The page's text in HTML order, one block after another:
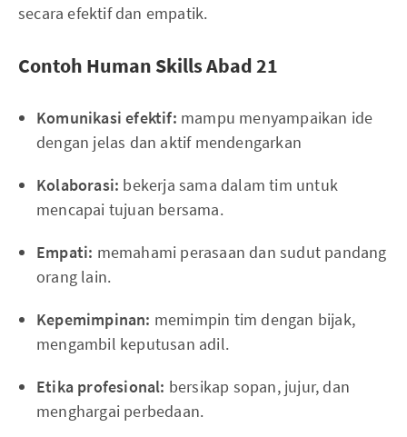
secara efektif dan empatik.
Contoh Human Skills Abad 21
Komunikasi efektif: mampu menyampaikan ide
dengan jelas dan aktif mendengarkan
Kolaborasi: bekerja sama dalam tim untuk
mencapai tujuan bersama.
Empati: memahami perasaan dan sudut pandang
orang lain.
Kepemimpinan: memimpin tim dengan bijak,
mengambil keputusan adil.
Etika profesional: bersikap sopan, jujur, dan
menghargai perbedaan.